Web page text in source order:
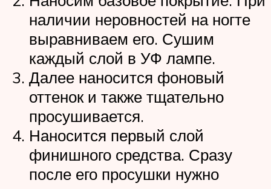
наличии неровностей на ногте
выравниваем его. Сушим
каждый слой в УФ лампе.
Далее наносится фоновый
оттенок и также тщательно
просушивается.
Наносится первый слой
финишного средства. Сразу
после его просушки нужно